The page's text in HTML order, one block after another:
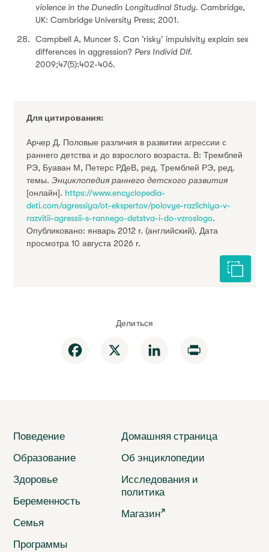
violence in the Dunedin Longitudinal Study. Cambridge,
UK: Cambridge University Press; 2001.
Campbell A, Muncer S. Can ‘risky’ impulsivity explain sex
differences in aggression? Pers Individ Dif.
2009;47(5):402-406.
Для цитирования:
Арчер Д. Половые различия в развитии агрессии с
раннего детства и до взрослого возраста. В: Тремблей
РЭ, Буаван М, Петерс РДеВ, ред. Тремблей РЭ, ред.
темы. Энциклопедия раннего детского развития
[онлайн]. https://www.encyclopedia-
deti.com/agressiya/ot-ekspertov/polovye-razlichiya-v-
razvitii-agressii-s-rannego-detstva-i-do-vzroslogo.
Опубликовано: январь 2012 r. (английский). Дата
просмотра 10 августа 2026 r.
Делиться
Facebook LinkedIn
Поведение
Образование
Здоровье
Беременность
Семья
Программы
Домашняя страница
Об энциклопедии
Исследования и
политика
Магазин